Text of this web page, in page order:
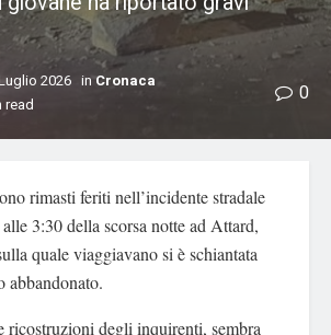
2026 in Cronaca
read
0
rimasti feriti nell’incidente stradale
3:30 della scorsa notte ad Attard,
quale viaggiavano si è schiantata
abbandonato.
ricostruzioni degli inquirenti, sembra